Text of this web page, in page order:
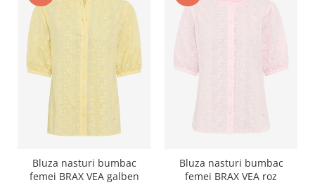
Bluza nasturi bumbac
femei BRAX VEA galben
Bluza nasturi bumbac
femei BRAX VEA roz